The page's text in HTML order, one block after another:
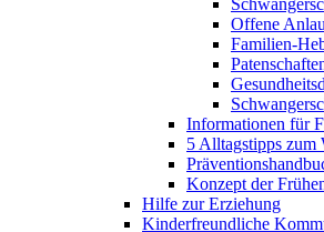
Offene
Familien-
Informationen für
5 Alltagstipps zum
Konzept der
Hilfe zur Erziehung
Kinderfreundliche